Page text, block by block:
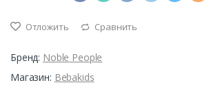
Отложить Сравнить
Бренд: Noble People
Магазин: Bebakids